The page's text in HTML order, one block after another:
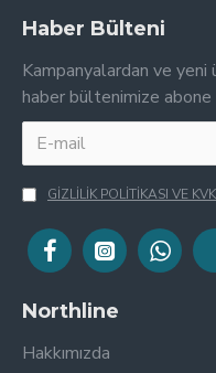
Haber Bülteni
Kampanyalardan ve yeni
haber bültenimize
GİZLİLİK POLİTİKASI VE
Northline
Hakkımızda